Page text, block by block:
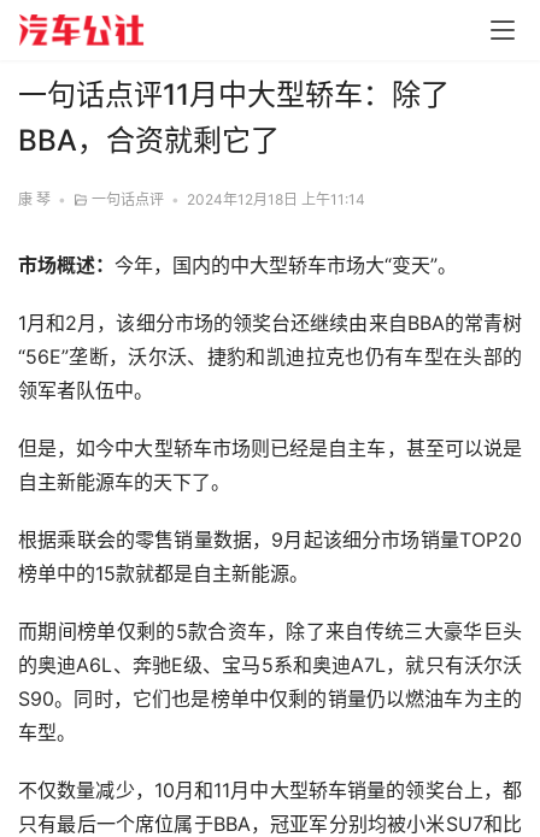
一句话点评11月中大型轿车：除了
BBA，合资就剩它了
康 琴 • 一句话点评 • 2024年12月18日 上午11:14
市场概述： 今年，国内的中大型轿车市场大“变天”。
1月和2月，该细分市场的领奖台还继续由来自BBA的常青树
“56E”垄断，沃尔沃、捷豹和凯迪拉克也仍有车型在头部的
领军者队伍中。
但是，如今中大型轿车市场则已经是自主车，甚至可以说是
自主新能源车的天下了。
根据乘联会的零售销量数据，9月起该细分市场销量TOP20
榜单中的15款就都是自主新能源。
而期间榜单仅剩的5款合资车，除了来自传统三大豪华巨头
的奥迪A6L、奔驰E级、宝马5系和奥迪A7L，就只有沃尔沃
S90。同时，它们也是榜单中仅剩的销量仍以燃油车为主的
车型。
不仅数量减少，10月和11月中大型轿车销量的领奖台上，都
只有最后一个席位属于BBA，冠亚军分别均被小米SU7和比